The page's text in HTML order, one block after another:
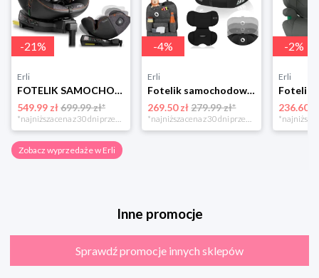
-21%
Erli
FOTELIK SAMOCHODOWY OBROTOWY z NOGĄ 0-36KG ISOFIX NUKIDO I-SIZE 40-150cm
549.99 zł699.99 zł*
-4%
Erli
Fotelik samochodowy 76-150cm SZEROKIE SIEDZISKO 9-36kg Lionelo LEVI I-SIZE
269.50 zł 279.99 zł*
-2%
Erli
236.60 zł
Zobacz wyprzedaże w Erli
Inne promocje
Sprawdź promocje innych sklepów